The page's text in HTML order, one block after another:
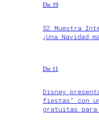
Dic 19
52 Muestra
¡Una Navidad
Dic 11
Disney
fiestas” con
gratuitas